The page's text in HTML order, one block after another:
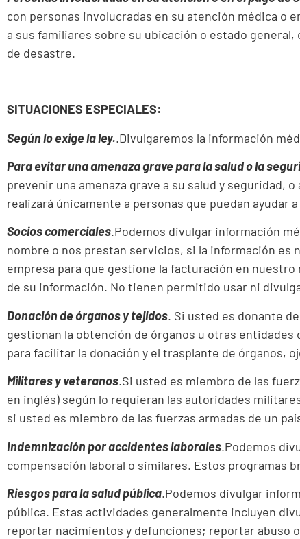
con personas involucradas en su atención médica o
a sus familiares sobre su ubicación o estado
de desastre.
SITUACIONES ESPECIALES:
Según lo exige la ley..Divulgaremos la información
Para evitar una amenaza grave para la salud o la
prevenir una amenaza grave a su salud y seguridad,
realizará únicamente a personas que puedan ayudar
Socios comerciales.Podemos divulgar información
nombre o nos prestan servicios, si la información es
empresa para que gestione la facturación en
de su información. No tienen permitido usar ni
Donación de órganos y tejidos. Si usted es donante
gestionan la obtención de órganos u otras
para facilitar la donación y el trasplante de órganos,
Militares y veteranos.Si usted es miembro de las
en inglés) según lo requieran las autoridades
si usted es miembro de las fuerzas armadas de un
Indemnización por accidentes laborales.Podemos
compensación laboral o similares. Estos programas
Riesgos para la salud pública.Podemos divulgar
pública. Estas actividades generalmente incluyen
reportar nacimientos y defunciones; reportar abuso